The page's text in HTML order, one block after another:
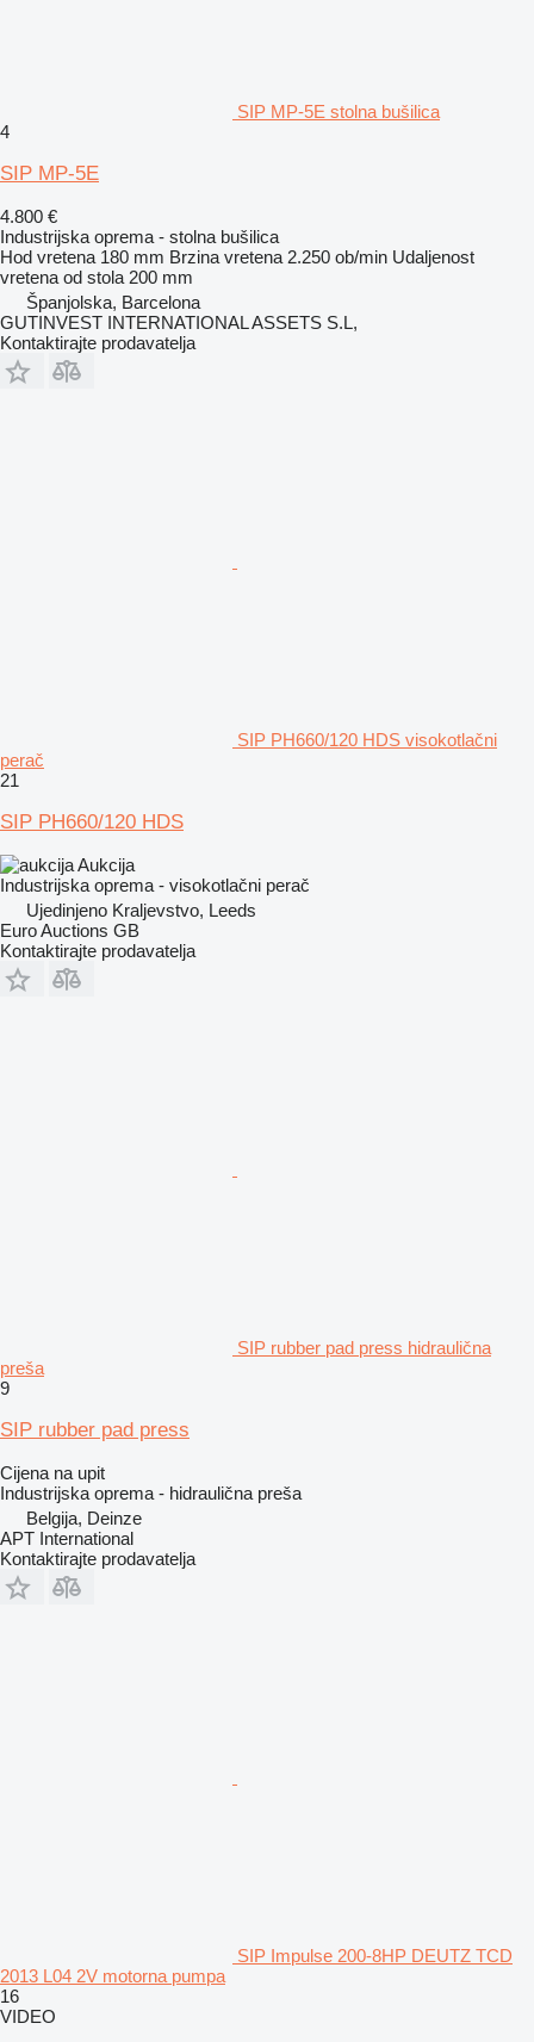
SIP MP-5E stolna bušilica
4
SIP MP-5E
4.800 €
Industrijska oprema - stolna bušilica
Hod vretena 180 mm Brzina vretena 2.250 ob/min Udaljenost
vretena od stola 200 mm
Španjolska, Barcelona
GUTINVEST INTERNATIONAL ASSETS S.L,
Kontaktirajte prodavatelja
SIP PH660/120 HDS visokotlačni
perač
21
SIP PH660/120 HDS
Aukcija
Industrijska oprema - visokotlačni perač
Ujedinjeno Kraljevstvo, Leeds
Euro Auctions GB
Kontaktirajte prodavatelja
SIP rubber pad press hidraulična
preša
9
SIP rubber pad press
Cijena na upit
Industrijska oprema - hidraulična preša
Belgija, Deinze
APT International
Kontaktirajte prodavatelja
SIP Impulse 200-8HP DEUTZ TCD
2013 L04 2V motorna pumpa
16
VIDEO